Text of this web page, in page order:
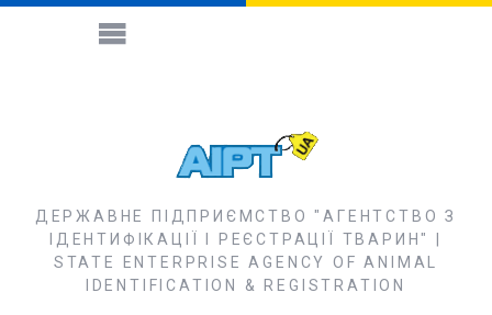
ДЕРЖАВНЕ ПІДПРИЄМСТВО "АГЕНТСТВО З
ІДЕНТИФІКАЦІЇ І РЕЄСТРАЦІЇ ТВАРИН" |
STATE ENTERPRISE AGENCY OF ANIMAL
IDENTIFICATION & REGISTRATION